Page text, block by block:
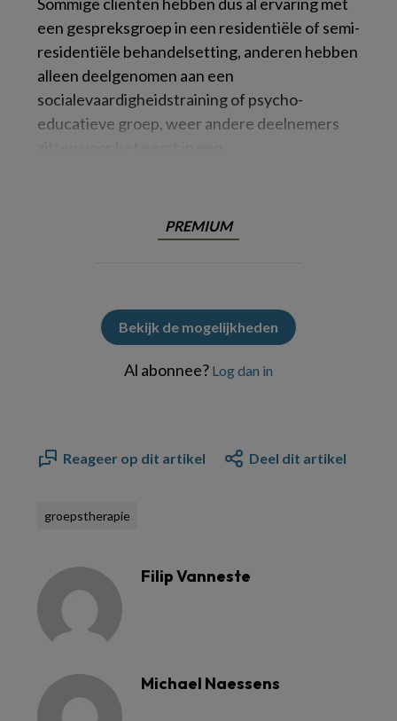
een gespreksgroep in een residentiële of semi-
residentiële behandelsetting, anderen hebben
alleen deelgenomen aan een
socialevaardigheidstraining of psycho-
educatieve groep, weer andere deelnemers
PREMIUM
Bekijk de mogelijkheden
Al abonnee? Log dan in
Reageer op dit artikel Deel dit artikel
groepstherapie
Filip Vanneste
Michael Naessens